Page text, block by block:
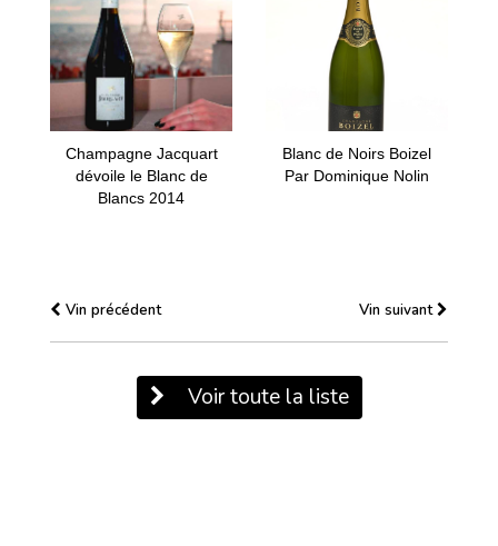
Champagne Jacquart
dévoile le Blanc de
Blancs 2014
Blanc de Noirs Boizel
Par Dominique Nolin
Vin précédent Vin suivant
Voir toute la liste